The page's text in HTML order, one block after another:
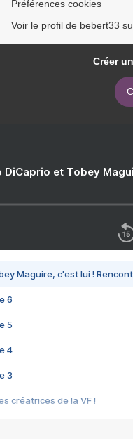
Préférences cookies
Voir le profil de bebert33
Créer
DiCaprio et Tobey
Maguire, c'est lui !
6
5
4
3
créatrices de la VF !